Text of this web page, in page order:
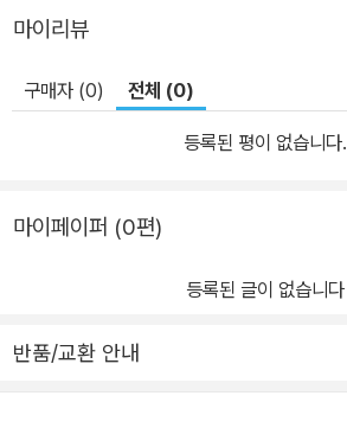
마이리뷰
구매자 (0) 전체 (0)
등록된 평이 없습니다.
마이페이퍼 (0편)
등록된 글이 없습니다
반품/교환 안내